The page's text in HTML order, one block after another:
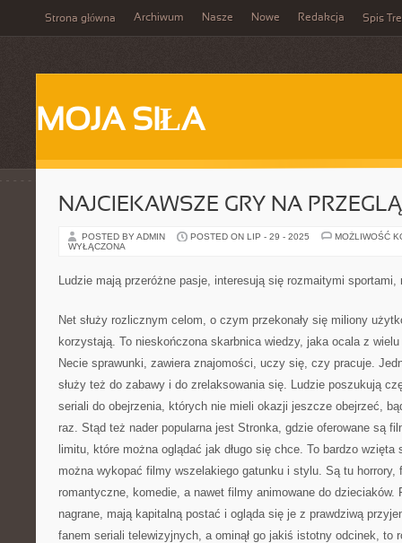
Strona główna Archiwum Nasze Nowe Redakcja Spis
MOJA SIŁA
NAJCIEKAWSZE GRY NA
POSTED BY ADMIN POSTED ON LIP - 29 - 2025
MOŻLIWOŚĆ
WYŁĄCZONA
Ludzie mają przeróżne pasje, interesują się rozmaitymi sportami,
Net służy rozlicznym celom, o czym przekonały się miliony
korzystają. To nieskończona skarbnica wiedzy, jaka ocala z
Necie sprawunki, zawiera znajomości, uczy się, czy pracuje.
służy też do zabawy i do zrelaksowania się. Ludzie poszukują
seriali do obejrzenia, których nie mieli okazji jeszcze obejrzeć,
raz. Stąd też nader popularna jest Stronka, gdzie oferowane są
limitu, które można oglądać jak długo się chce. To bardzo wzięta
można wykopać filmy wszelakiego gatunku i stylu. Są tu horrory,
romantyczne, komedie, a nawet filmy animowane do dzieciaków.
nagrane, mają kapitalną postać i ogląda się je z prawdziwą
fanem seriali telewizyjnych, a ominął go jakiś istotny odcinek, to